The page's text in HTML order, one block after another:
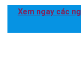
Xem ngay các